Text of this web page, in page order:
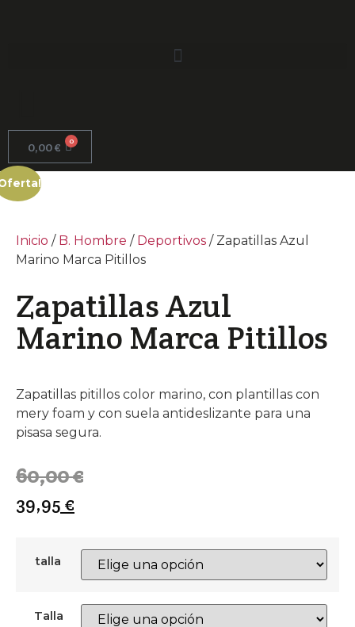
0,00€ 0
Inicio / B. Hombre / Deportivos / Zapatillas Azul
Marino Marca Pitillos
Zapatillas Azul
Marino Marca Pitillos
Zapatillas pitillos color marino, con plantillas con
mery foam y con suela antideslizante para una
pisasa segura.
60,00€
39,95 €
talla
Talla